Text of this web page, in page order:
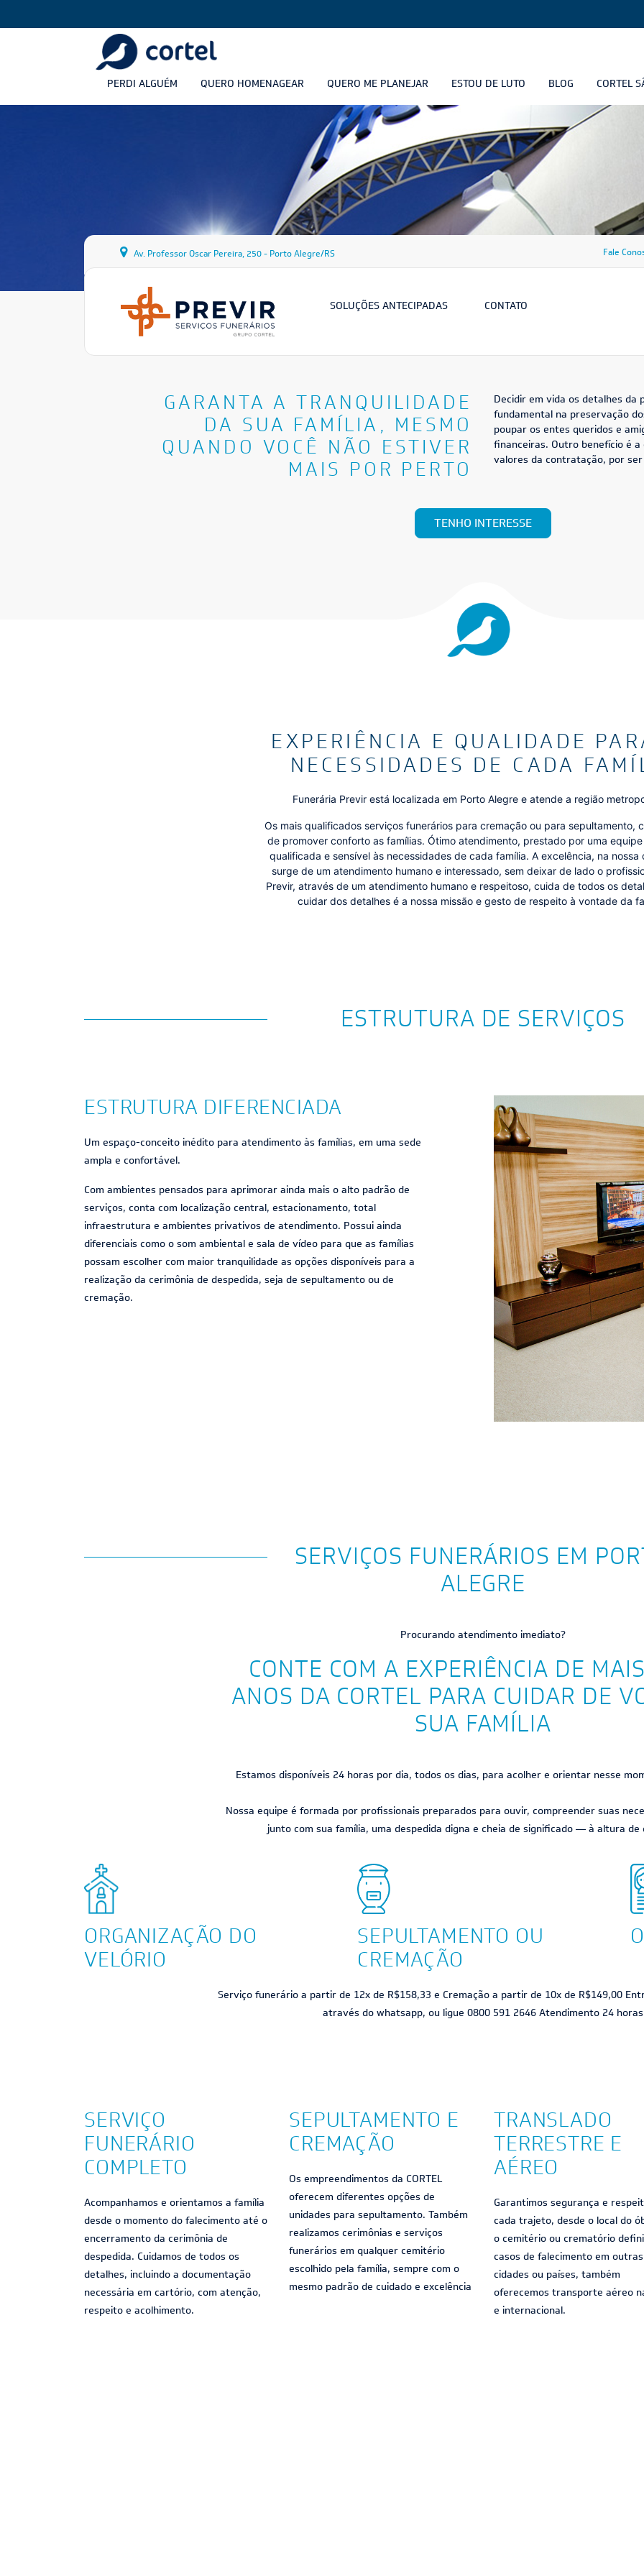
PERDI ALGUÉM QUERO HOMENAGEAR QUERO ME PLANEJAR ESTOU DE LUTO BLOG CORTEL
Av. Professor Oscar Pereira, 250 - Porto Alegre/RS Fale
SOLUÇÕES ANTECIPADAS CONTATO
GARANTA A TRANQUILIDADE
DA SUA FAMÍLIA, MESMO
QUANDO VOCÊ NÃO ESTIVER
MAIS POR PERTO
Decidir em vida os detalhes
fundamental na preservação
poupar os entes queridos e
financeiras. Outro benefício é
valores da contratação, por
TENHO INTERESSE
EXPERIÊNCIA E QUALIDADE
NECESSIDADES DE CADA
Funerária Previr está localizada em Porto Alegre e atende a região
Os mais qualificados serviços funerários para cremação ou para sepultamento,
de promover conforto as famílias. Ótimo atendimento, prestado por uma
qualificada e sensível às necessidades de cada família. A excelência, na nossa
surge de um atendimento humano e interessado, sem deixar de lado o
Previr, através de um atendimento humano e respeitoso, cuida de todos os
cuidar dos detalhes é a nossa missão e gesto de respeito à vontade da
ESTRUTURA DE SERVIÇOS
ESTRUTURA DIFERENCIADA
Um espaço-conceito inédito para atendimento às famílias, em uma sede
ampla e confortável.
Com ambientes pensados para aprimorar ainda mais o alto padrão de
serviços, conta com localização central, estacionamento, total
infraestrutura e ambientes privativos de atendimento. Possui ainda
diferenciais como o som ambiental e sala de vídeo para que as famílias
possam escolher com maior tranquilidade as opções disponíveis para a
realização da cerimônia de despedida, seja de sepultamento ou de
cremação.
SERVIÇOS FUNERÁRIOS EM
ALEGRE
Procurando atendimento imediato?
CONTE COM A EXPERIÊNCIA DE
ANOS DA CORTEL PARA CUIDAR DE
SUA FAMÍLIA
Estamos disponíveis 24 horas por dia, todos os dias, para acolher e orientar nesse
Nossa equipe é formada por profissionais preparados para ouvir, compreender suas
junto com sua família, uma despedida digna e cheia de significado — à altura de
ORGANIZAÇÃO DO
VELÓRIO
SEPULTAMENTO OU
CREMAÇÃO
Serviço funerário a partir de 12x de R$ 158,33 e Cremação a partir de 10x de R$149,00
através do whatsapp, ou ligue 0800 591 2646 Atendimento 24 horas
SERVIÇO
FUNERÁRIO
COMPLETO
Acompanhamos e orientamos a família
desde o momento do falecimento até o
encerramento da cerimônia de
despedida. Cuidamos de todos os
detalhes, incluindo a documentação
necessária em cartório, com atenção,
respeito e acolhimento.
SEPULTAMENTO E
CREMAÇÃO
Os empreendimentos da CORTEL
oferecem diferentes opções de
unidades para sepultamento. Também
realizamos cerimônias e serviços
funerários em qualquer cemitério
escolhido pela família, sempre com o
mesmo padrão de cuidado e excelência
TRANSLADO
TERRESTRE E
AÉREO
Garantimos segurança e
cada trajeto, desde o local do
o cemitério ou crematório
casos de falecimento em outras
cidades ou países, também
oferecemos transporte aéreo
e internacional.